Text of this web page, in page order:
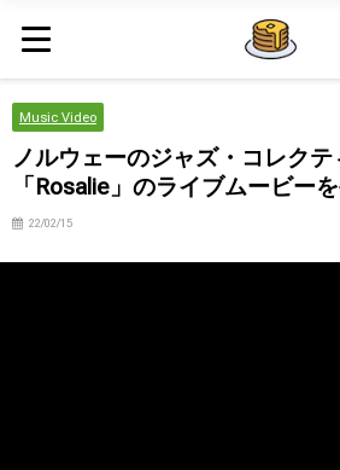
Music Video
ノルウェーのジャズ・コレク
「Rosalie」のライブムービー
22/02/15